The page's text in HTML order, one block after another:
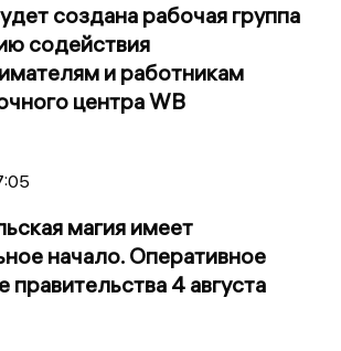
создана рабочая группа
содействия
и работникам
центра WB
магия имеет
начало. Оперативное
правительства 4 августа